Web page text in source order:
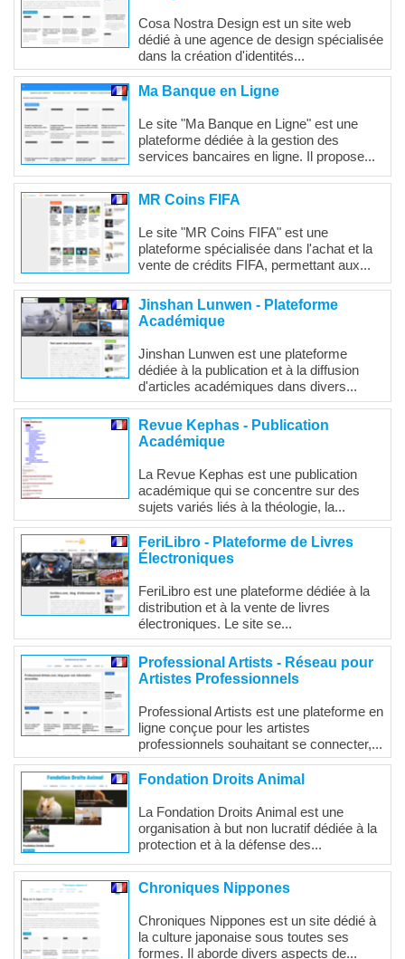
Cosa Nostra Design est un site web
dédié à une agence de design spécialisée
dans la création d'identités...
Ma Banque en Ligne
Le site "Ma Banque en Ligne" est une
plateforme dédiée à la gestion des
services bancaires en ligne. Il propose...
MR Coins FIFA
Le site "MR Coins FIFA" est une
plateforme spécialisée dans l'achat et la
vente de crédits FIFA, permettant aux...
Jinshan Lunwen - Plateforme
Académique
Jinshan Lunwen est une plateforme
dédiée à la publication et à la diffusion
d'articles académiques dans divers...
Revue Kephas - Publication
Académique
La Revue Kephas est une publication
académique qui se concentre sur des
sujets variés liés à la théologie, la...
FeriLibro - Plateforme de Livres
Électroniques
FeriLibro est une plateforme dédiée à la
distribution et à la vente de livres
électroniques. Le site se...
Professional Artists - Réseau pour
Artistes Professionnels
Professional Artists est une plateforme en
ligne conçue pour les artistes
professionnels souhaitant se connecter,...
Fondation Droits Animal
La Fondation Droits Animal est une
organisation à but non lucratif dédiée à la
protection et à la défense des...
Chroniques Nippones
Chroniques Nippones est un site dédié à
la culture japonaise sous toutes ses
formes. Il aborde divers aspects de...